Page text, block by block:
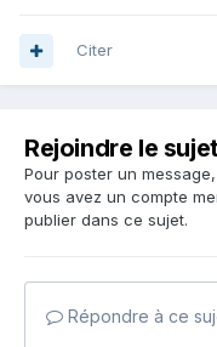
Citer
Rejoindre le
Pour poster un
vous avez un compte
publier dans ce sujet.
Répondre à ce